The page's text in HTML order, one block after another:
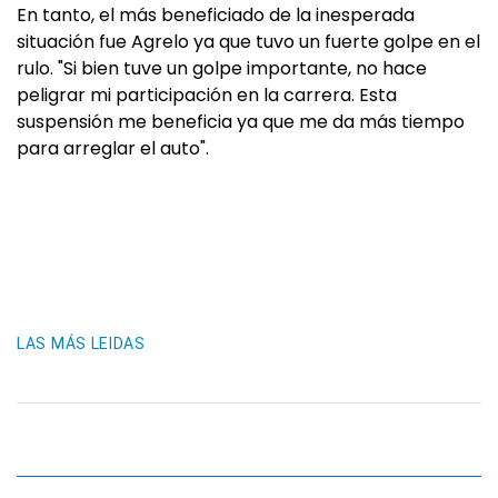
En tanto, el más beneficiado de la inesperada
situación fue Agrelo ya que tuvo un fuerte golpe en el
rulo. "Si bien tuve un golpe importante, no hace
peligrar mi participación en la carrera. Esta
suspensión me beneficia ya que me da más tiempo
para arreglar el auto".
LAS MÁS LEIDAS